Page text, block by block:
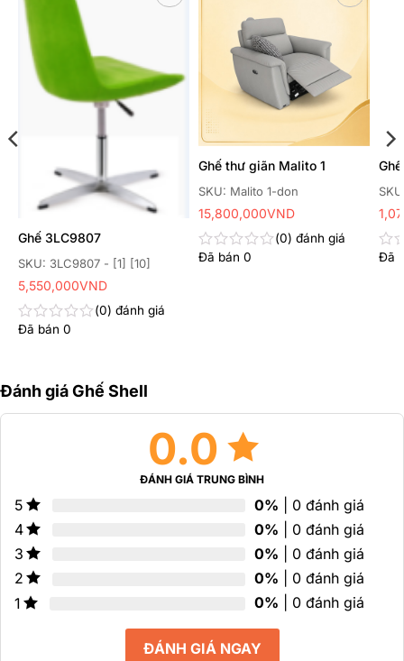
SKU: 3LC9807 - [1] [10]
Ghế 3LC9807
Được
5
0
đánh giá
Đã bán 0
5,550,000VND
SKU: Malito 1-don
Ghế thư giãn Malito 1
Được
0
đánh giá
Đã bán 0
15,800,000VND
Đã
Đánh giá Ghế Shell
0.0
ĐÁNH GIÁ TRUNG BÌNH
5 0% | 0 đánh giá
4
0% | 0 đánh giá
3
0% | 0 đánh giá
2
0% | 0 đánh giá
1
0% | 0 đánh giá
ĐÁNH GIÁ NGAY